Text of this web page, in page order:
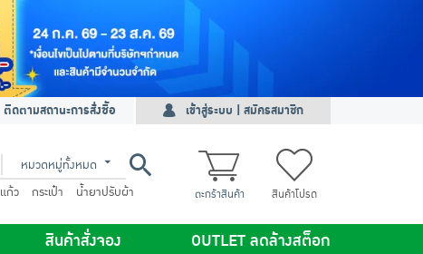
ติดตามสถานะการสั่งซื้อ เข้าสู่ระบบ | สมัครสมาชิก
หมวดหมู่ทั้งหมด
แก้ว กระเป๋า
น้ำยาปรับผ้า
ตะกร้าสินค้า สินค้าโปรด
สินค้าสั่งจอง OUTLET ลดล้างสต็อก